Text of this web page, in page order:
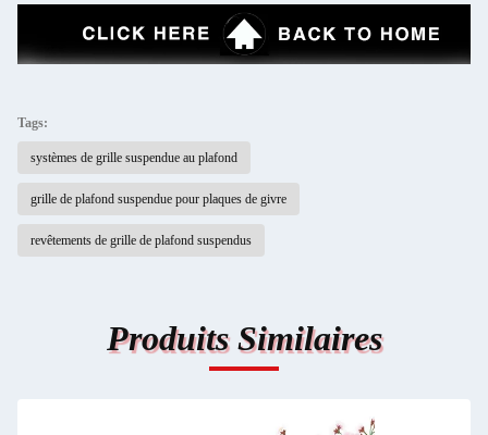
Tags:
systèmes de grille suspendue au plafond
grille de plafond suspendue pour plaques de givre
revêtements de grille de plafond suspendus
Produits Similaires